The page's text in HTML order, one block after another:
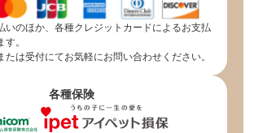
いのほか、各種クレジットカードによるお支払
。
たは受付にてお気軽にお問い合わせください。
各種保険